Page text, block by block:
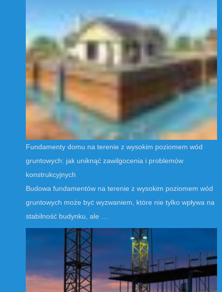
Fundamenty domu na terenie z wysokim poziomem wód
gruntowych: jak uniknąć zawilgocenia i problemów
konstrukcyjnych
Budowa fundamentów na terenie z wysokim poziomem wód
gruntowych może być wyzwaniem, które nie tylko wpływa na
stabilność budynku, ale …